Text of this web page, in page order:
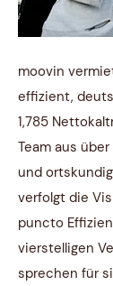
moovin
effizient,
1,785
Team aus
und
verfolgt die
puncto
vierstelligen
sprechen für